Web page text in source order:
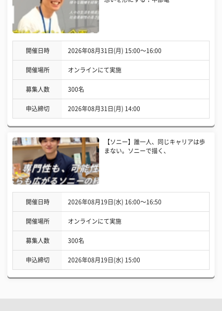
開催日時 2026年08月31日(月) 15:00〜16:00
開催場所 オンラインにて実施
募集人数 300名
申込締切 2026年08月31日(月) 14:00
【ソニー】誰一人、同じキャリアは歩
まない。ソニーで描く、
開催日時 2026年08月19日(水) 16:00〜16:50
開催場所 オンラインにて実施
募集人数 300名
申込締切 2026年08月19日(水) 15:00